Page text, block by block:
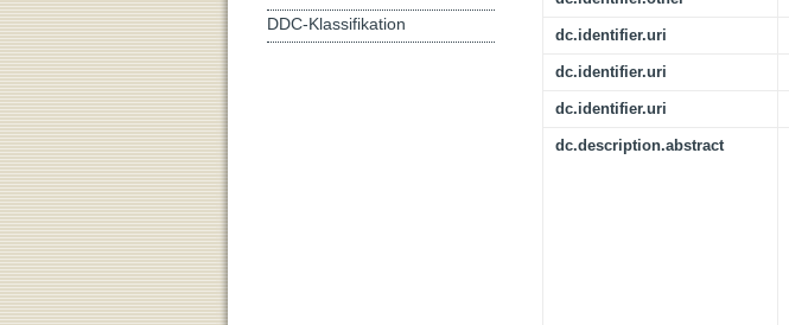
dc.identifier.uri
dc.identifier.uri
dc.identifier.uri
dc.description.abstract
DDC-Klassifikation